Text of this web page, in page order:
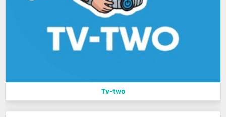
Tv-two